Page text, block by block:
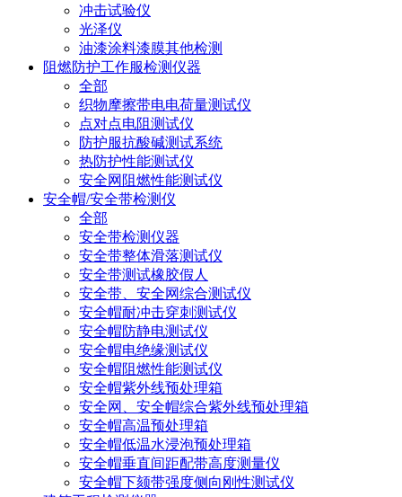
冲击试验仪
光泽仪
油漆涂料漆膜其他检测
阻燃防护工作服检测仪器
全部
织物摩擦带电电荷量测试仪
点对点电阻测试仪
防护服抗酸碱测试系统
热防护性能测试仪
安全网阻燃性能测试仪
安全帽/安全带检测仪
全部
安全带检测仪器
安全带整体滑落测试仪
安全带测试橡胶假人
安全带、安全网综合测试仪
安全帽耐冲击穿刺测试仪
安全帽防静电测试仪
安全帽电绝缘测试仪
安全帽阻燃性能测试仪
安全帽紫外线预处理箱
安全网、安全帽综合紫外线预处理箱
安全帽高温预处理箱
安全帽低温水浸泡预处理箱
安全帽垂直间距配带高度测量仪
安全帽下颏带强度侧向刚性测试仪